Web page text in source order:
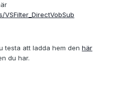
testa att ladda hem den här
du har.